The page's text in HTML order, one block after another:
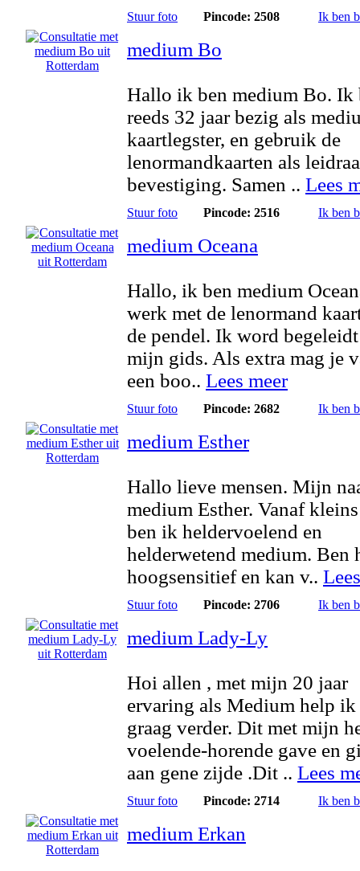
Stuur foto Pincode: 2508 Ik ben
medium Bo
Hallo ik ben medium Bo. Ik
reeds 32 jaar bezig als
kaartlegster, en gebruik de
lenormandkaarten als
bevestiging. Samen .. Lees
Stuur foto Pincode: 2516 Ik ben
medium Oceana
Hallo, ik ben medium
werk met de lenormand
de pendel. Ik word
mijn gids. Als extra mag je
een boo.. Lees meer
Stuur foto Pincode: 2682 Ik ben
medium Esther
Hallo lieve mensen. Mijn
medium Esther. Vanaf
ben ik heldervoelend en
helderwetend medium. Ben
hoogsensitief en kan v..
Stuur foto Pincode: 2706 Ik ben
medium Lady-Ly
Hoi allen , met mijn 20 jaar
ervaring als Medium help ik
graag verder. Dit met mijn
voelende-horende gave en
aan gene zijde .Dit .. Lees
Stuur foto Pincode: 2714 Ik ben
medium Erkan